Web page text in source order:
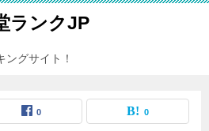
ランクJP
ングサイト！
0 0